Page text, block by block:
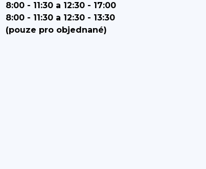
8:00 - 11:30 a 12:30 - 17:00
8:00 - 11:30 a 12:30 - 13:30
(pouze pro objednané)